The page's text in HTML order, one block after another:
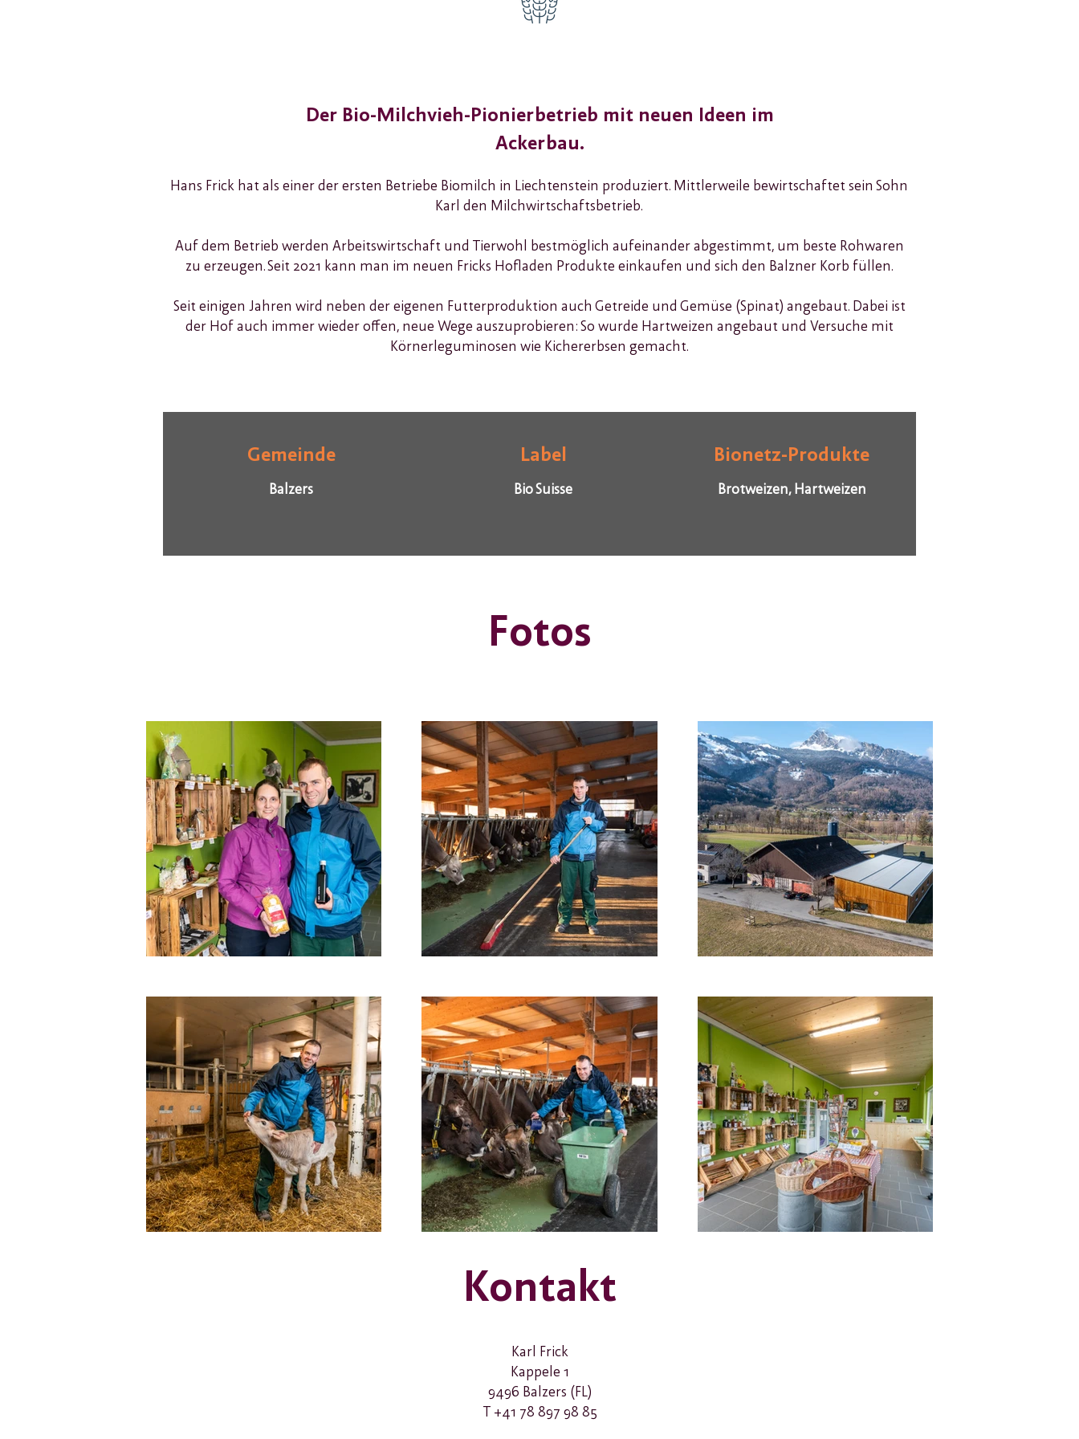
Der Bio-Milchvieh-Pionierbetrieb mit neuen Ideen im
Ackerbau.
Hans Frick hat als einer der ersten Betriebe Biomilch in Liechtenstein produziert. Mittlerweile bewirtschaftet sein Sohn
Karl den Milchwirtschaftsbetrieb.
Auf dem Betrieb werden Arbeitswirtschaft und Tierwohl bestmöglich aufeinander abgestimmt, um beste Rohwaren
zu erzeugen. Seit 2021 kann man im neuen Fricks Hofladen Produkte einkaufen und sich den Balzner Korb füllen.
Seit einigen Jahren wird neben der eigenen Futterproduktion auch Getreide und Gemüse (Spinat) angebaut. Dabei ist
der Hof auch immer wieder offen, neue Wege auszuprobieren: So wurde Hartweizen angebaut und Versuche mit
Körnerleguminosen wie Kichererbsen gemacht.
Gemeinde
Balzers
Label
Bio Suisse
Bionetz-Produkte
Brotweizen, Hartweizen
Fotos
Kontakt
Karl Frick
Kappele 1
9496 Balzers (FL)
T +41 78 897 98 85